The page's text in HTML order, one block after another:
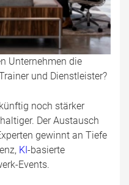
Unternehmen die
und Dienstleister?
noch stärker
Der Austausch
gewinnt an Tiefe
KI-basierte
Events.